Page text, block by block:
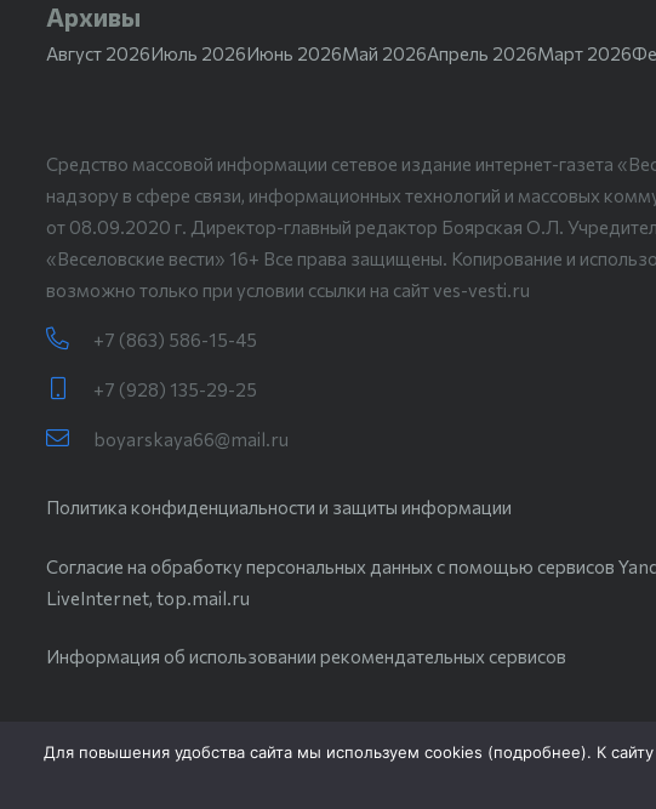
Архивы
Август 2026Июль 2026Июнь 2026Май 2026Апрель 2026Март 2026
Средство массовой информации сетевое издание интернет-газета
надзору в сфере связи, информационных технологий и массовых
от 08.09.2020 г. Директор-главный редактор Боярская О.Л.
«Веселовские вести» 16+ Все права защищены. Копирование и
возможно только при условии ссылки на сайт ves-vesti.ru
+7 (863) 586-15-45
+7 (928) 135-29-25
boyarskaya66@mail.ru
Политика конфиденциальности и защиты информации
Согласие на обработку персональных данных с помощью сервисов
LiveInternet, top.mail.ru
Информация об использовании рекомендательных сервисов
2025 © ИНТЕРНЕТ-ГАЗЕТА ВЕСЕЛОВСКОГО РАЙОНА
Для повышения удобства сайта мы используем cookies (подробнее). К